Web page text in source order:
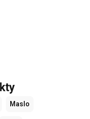
Maslo